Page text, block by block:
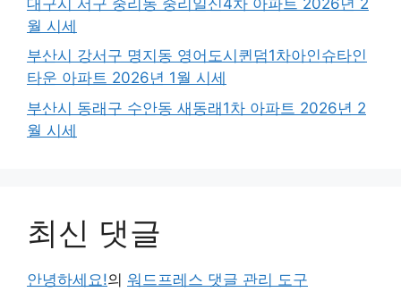
월 시세
부산시 강서구 명지동 영어도시퀸덤1차아인슈타인
타운 아파트 2026년 1월 시세
부산시 동래구 수안동 새동래1차 아파트 2026년 2
월 시세
최신 댓글
안녕하세요!의 워드프레스 댓글 관리 도구